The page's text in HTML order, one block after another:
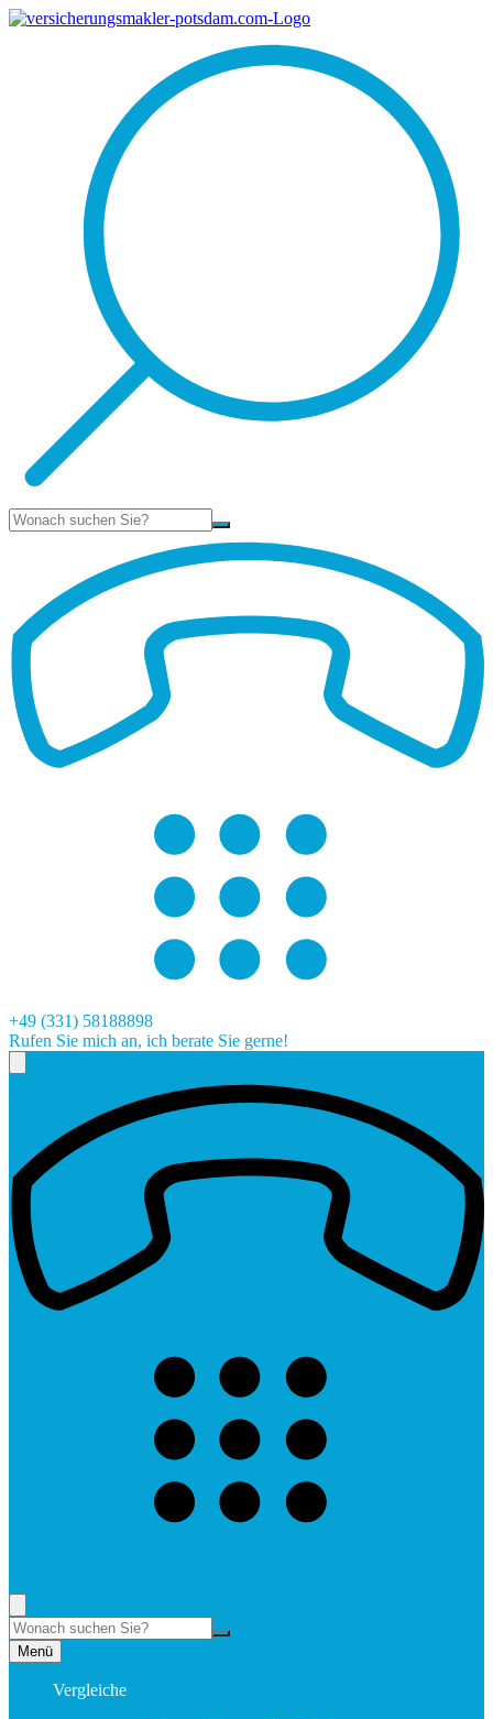
Suche
+49 (331) 58188898
Rufen Sie mich an, ich berate Sie gerne!
Suche
Menü
Vergleiche